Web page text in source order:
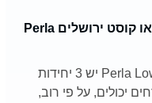
כמה יחידות אירוח יש ב- פרלה לואו קוסט ירושלים Perla
ב- פרלה לואו קוסט ירושלים Perla Low Cost יש 3 יחידות
יכולים, על פי רוב,